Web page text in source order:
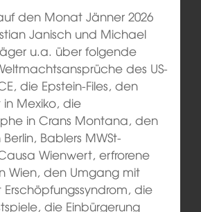
den Monat Jänner 2026
Janisch und Michael
u.a. über folgende
des US-
die Epstein-Files, den
in Mexiko, die
in Crans Montana, den
Bablers MWSt-
Wienwert, erfrorene
Wien, den Umgang mit
die
die Einbürgerung